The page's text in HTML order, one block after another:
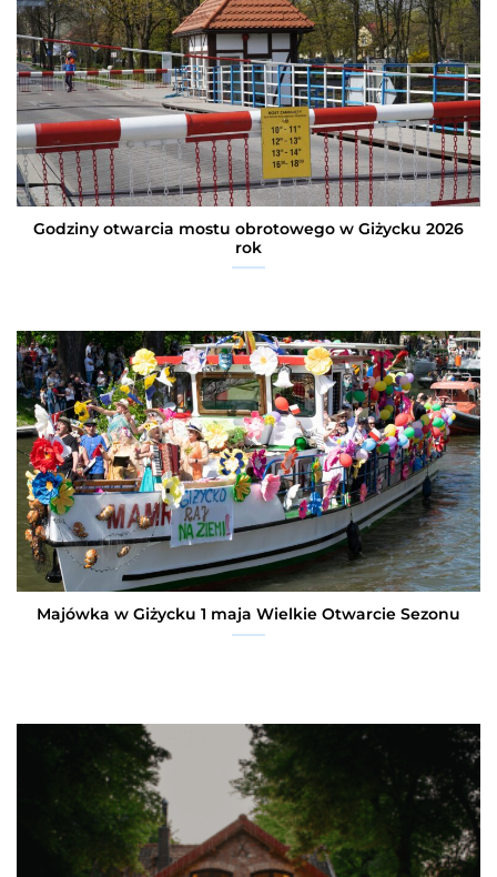
Godziny otwarcia mostu obrotowego w Giżycku 2026
rok
Majówka w Giżycku 1 maja Wielkie Otwarcie Sezonu